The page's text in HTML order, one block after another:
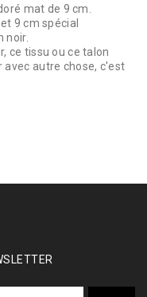
mat de 9 cm.
9 cm spécial
noir.
ce tissu ou ce talon
autre chose, c'est